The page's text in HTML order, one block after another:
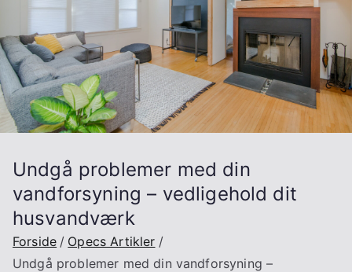
Undgå problemer med din
vandforsyning – vedligehold dit
husvandværk
Forside
Opecs Artikler
Undgå problemer med din vandforsyning –